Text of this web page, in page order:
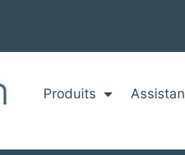
Produits